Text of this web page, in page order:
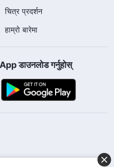
चित्र प्रदर्शन
हाम्रो बारेमा
डाउनलोड गर्नुहोस्